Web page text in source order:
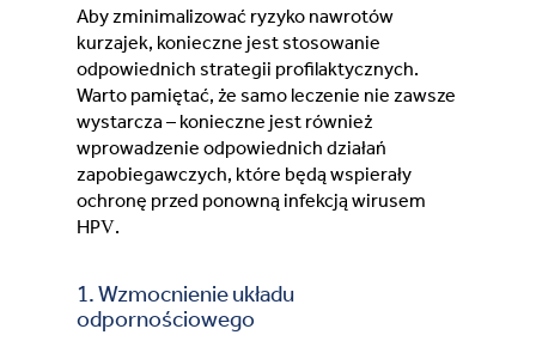
Aby zminimalizować ryzyko nawrotów
kurzajek, konieczne jest stosowanie
odpowiednich strategii profilaktycznych.
Warto pamiętać, że samo leczenie nie zawsze
wystarcza – konieczne jest również
wprowadzenie odpowiednich działań
zapobiegawczych, które będą wspierały
ochronę przed ponowną infekcją wirusem
HPV.
1. Wzmocnienie układu
odpornościowego